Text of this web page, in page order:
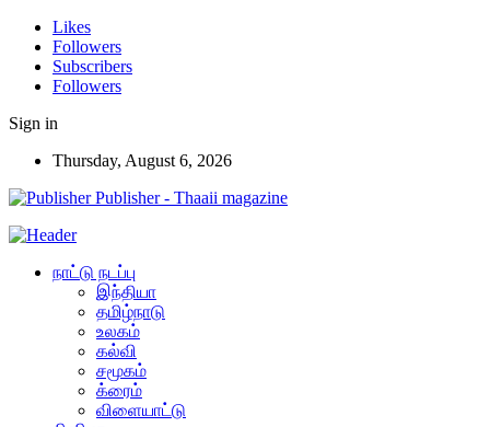
Likes
Followers
Subscribers
Followers
Sign in
Thursday, August 6, 2026
Publisher - Thaaii magazine
நாட்டு நடப்பு
இந்தியா
தமிழ்நாடு
உலகம்
கல்வி
சமூகம்
க்ரைம்
விளையாட்டு